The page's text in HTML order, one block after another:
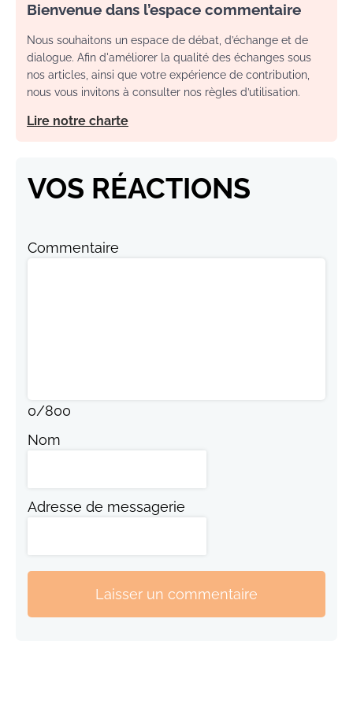
Bienvenue dans l’espace commentaire
Nous souhaitons un espace de débat, d’échange et de
dialogue. Afin d'améliorer la qualité des échanges sous
nos articles, ainsi que votre expérience de contribution,
nous vous invitons à consulter nos règles d’utilisation.
Lire notre charte
VOS RÉACTIONS
Commentaire
0/800
Nom
Adresse de messagerie
Laisser un commentaire